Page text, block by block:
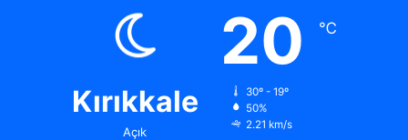
Kırıkkale
Açık
20 ℃
30º - 19º
50%
2.21 km/s